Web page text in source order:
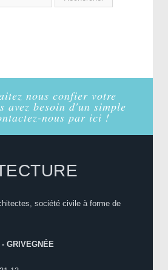
nous confier votre
avez besoin d'un simple
nous par ici !
société civile à forme de
GRIVEGNÉE